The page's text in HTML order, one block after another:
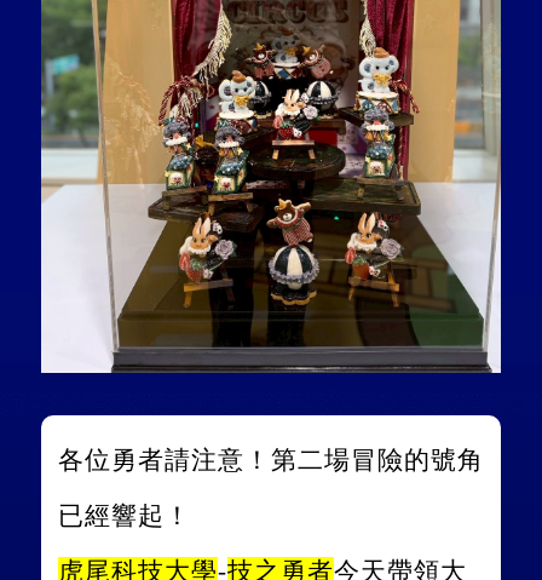
各位勇者請注意！第二場冒險的號角
已經響起！
虎尾科技大學-技之勇者今天帶領大